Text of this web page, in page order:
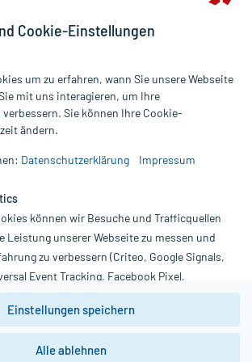
MwSt., ggf. zzgl. Versandkosten
Website werden ausschließlich für
Behandlung durch einen Arzt. Bitte
werden können. | Diese Webseite benutzt
Sie bitte dazu die wichtigen Hinweise in
Für den Widerruf einer Bestellung
Aktionen und Bewertungen
Cookie-Einstellungen
um zu erfahren, wann Sie unsere Webseite
mit uns interagieren, um Ihre
Sie können Ihre Cookie-
ändern.
Datenschutzerklärung Impressum
können wir Besuche und Trafficquellen
Leistung unserer Webseite zu messen und
zu verbessern (Criteo, Google Signals,
Event Tracking, Facebook Pixel,
Plugin).
darauf hin, dass die
den Europäischen Anforderungen gem. EU-
Einstellungen speichern
Alle ablehnen